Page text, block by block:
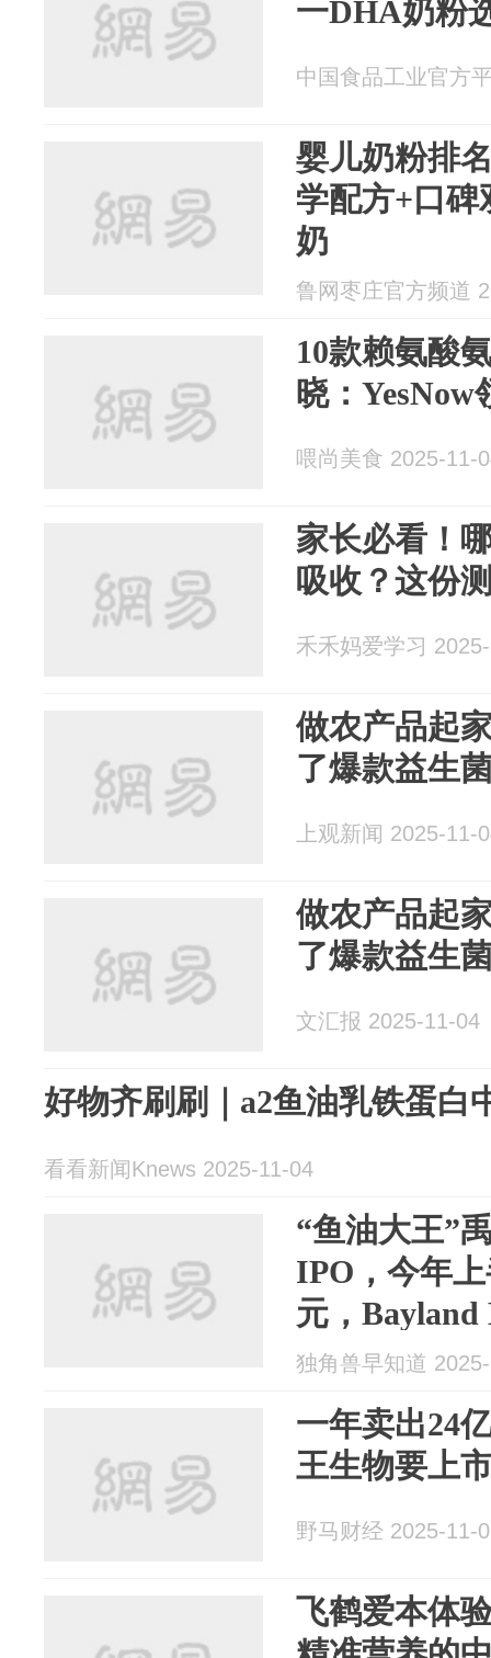
一DHA奶粉
中国食品工业官方
婴儿奶粉排
学配方+口碑
奶
鲁网枣庄官方频道
10款赖氨酸
晓：YesNow
喂尚美食 2025-11-
家长必看！
吸收？这份
禾禾妈爱学习
做农产品起
了爆款益生
上观新闻 2025-11-
做农产品起
了爆款益生
文汇报 2025-11-04
好物齐刷刷｜a2鱼油乳铁蛋白
看看新闻Knews 2025-11-04
“鱼油大王”
IPO，今年
元，
独角兽早知道
一年卖出24
王生物要上
野马财经 2025-11-
飞鹤爱本体